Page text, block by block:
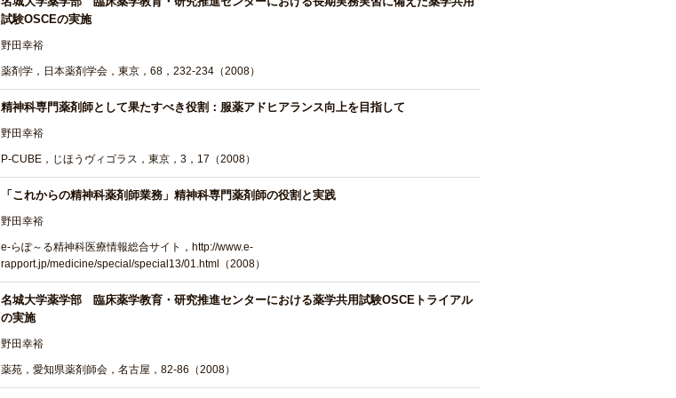
試験OSCEの実施
野田幸裕
薬剤学，日本薬剤学会，東京，68，232-234（2008）
精神科専門薬剤師として果たすべき役割：服薬アドヒアランス向上を目指して
野田幸裕
P-CUBE，じほうヴィゴラス，東京，3，17（2008）
「これからの精神科薬剤師業務」精神科専門薬剤師の役割と実践
野田幸裕
e-らぽ～る精神科医療情報総合サイト，http://www.e-
rapport.jp/medicine/special/special13/01.html（2008）
名城大学薬学部 臨床薬学教育・研究推進センターにおける薬学共用試験OSCEトライアル
の実施
野田幸裕
薬苑，愛知県薬剤師会，名古屋，82-86（2008）